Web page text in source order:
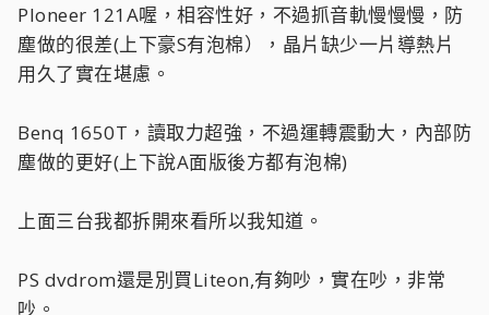
PIoneer 121A喔，相容性好，不過抓音軌慢慢慢，防
塵做的很差(上下豪S有泡棉），晶片缺少一片導熱片
用久了實在堪慮。
Benq 1650T，讀取力超強，不過運轉震動大，內部防
塵做的更好(上下說A面版後方都有泡棉)
上面三台我都拆開來看所以我知道。
PS dvdrom還是別買Liteon,有夠吵，實在吵，非常
吵。